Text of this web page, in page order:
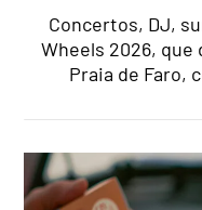
Concertos, DJ,
Wheels 2026, que
Praia de Faro,